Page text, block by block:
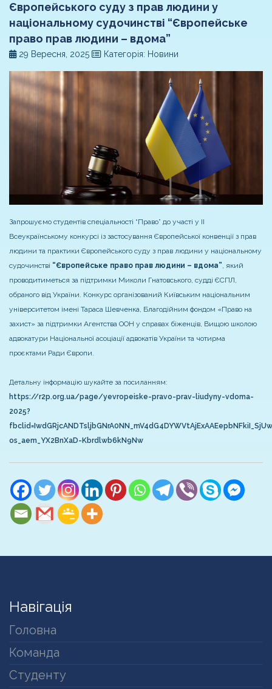
Європейського суду з прав людини у
національному судочинстві “Європейське
право прав людини – вдома”
29 Вересня, 2025 Категорія: Новини
Запрошуємо студентів спеціальності “Право” до участі у ІІ
Всеукраїнському конкурсі із застосування Європейської конвенції з прав
людини та практики Європейського суду з прав людини у національному
судочинстві “Європейське право прав людини – вдома”, який
проводитиметься за підтримки Миколи Гнатовського, судді ЄСПЛ,
обраного від України. Конкурс організований Київським національним
університетом імені Тараса Шевченка, Благодійним фондом «Право на
захист» за підтримки Агентства ООН у справах біженців, Вищою школою
адвокатури Національної асоціації адвокатів України та чотирма
проєктами Ради Європи.
Детальну інформацію шукайте за посиланням:
https://r2p.org.ua/page/yevropeiske-pravo-prav-liudyny-vdoma-
2025?
os_aem_YX2BnXaD-Kbrdlwb6kN9Nw
Навігація
Головна
Команда
Студенту